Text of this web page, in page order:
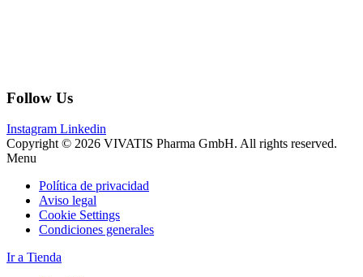
Follow Us
Instagram Linkedin
Copyright © 2026 VIVATIS Pharma GmbH. All rights reserved.
Menu
Política de privacidad
Aviso legal
Cookie Settings
Condiciones generales
Ir a Tienda